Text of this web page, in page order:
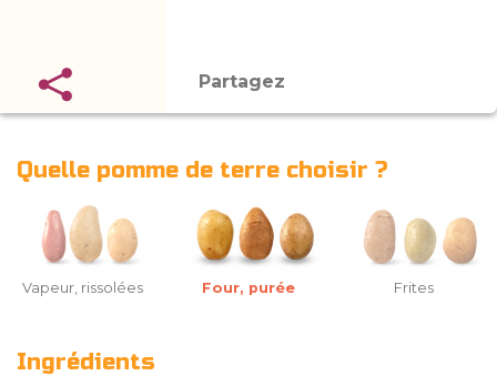
Partagez
Quelle pomme de terre choisir ?
Vapeur, rissolées Four, purée Frites
Ingrédients